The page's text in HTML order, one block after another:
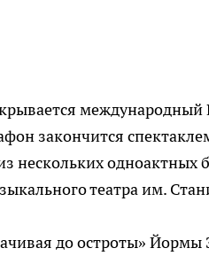
международный
закончится
нескольких одноактных
театра им.
до остроты»